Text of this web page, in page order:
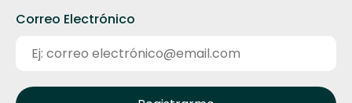
Correo Electrónico